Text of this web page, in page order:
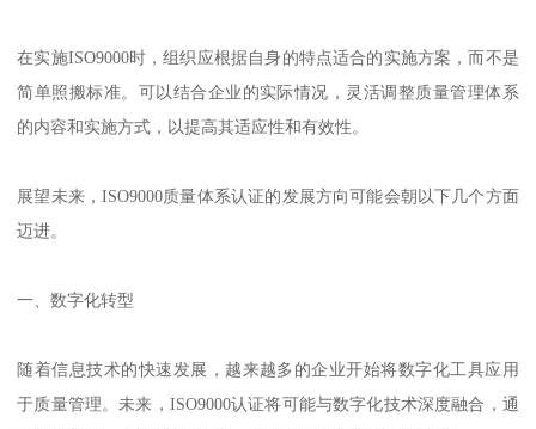
在实施ISO9000时，组织应根据自身的特点适合的实施方案，而不是
简单照搬标准。可以结合企业的实际情况，灵活调整质量管理体系
的内容和实施方式，以提高其适应性和有效性。
展望未来，ISO9000质量体系认证的发展方向可能会朝以下几个方面
迈进。
一、数字化转型
随着信息技术的快速发展，越来越多的企业开始将数字化工具应用
于质量管理。未来，ISO9000认证将可能与数字化技术深度融合，通